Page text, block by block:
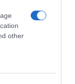
other